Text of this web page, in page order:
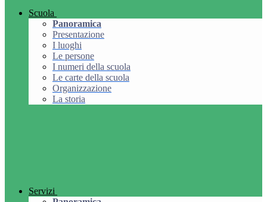
Scuola
Panoramica
Presentazione
I luoghi
Le persone
I numeri della scuola
Le carte della scuola
Organizzazione
La storia
Servizi